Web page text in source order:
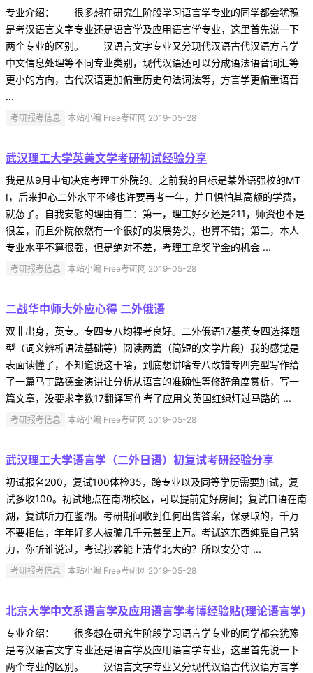
专业介绍： 很多想在研究生阶段学习语言学专业的同学都会犹豫
是考汉语言文字专业还是语言学及应用语言学专业，这里首先说一下
两个专业的区别。 汉语言文字专业又分现代汉语古代汉语方言学
中文信息处理等不同专业类别，现代汉语还可以分成语法语音词汇等
更小的方向，古代汉语更加偏重历史句法词法等，方言学更偏重语音
...
考研报考信息 本站小编 Free考研网 2019-05-28
武汉理工大学英美文学考研初试经验分享
我是从9月中旬决定考理工外院的。之前我的目标是某外语强校的MT
I，后来担心二外水平不够也许要再考一年，并且惧怕其高额的学费，
就怂了。自我安慰的理由有二：第一，理工好歹还是211，师资也不是
很差，而且外院依然有一个很好的发展势头，也算不错；第二，本人
专业水平不算很强，但是绝对不差，考理工拿奖学金的机会 ...
考研报考信息 本站小编 Free考研网 2019-05-28
二战华中师大外应心得 二外俄语
双非出身，英专。专四专八均裸考良好。二外俄语17基英专四选择题
型（词义辨析语法基础等）阅读两篇（简短的文学片段）我的感觉是
表面读懂了，不知道说这干啥，到底想讲啥专八改错专四完型写作给
了一篇马丁路德金演讲让分析从语言的准确性等修辞角度赏析，写一
篇文章，没要求字数17翻译写作考了应用文英国红绿灯过马路的 ...
考研报考信息 本站小编 Free考研网 2019-05-28
武汉理工大学语言学（二外日语）初复试考研经验分享
初试报名200，复试100体检35，跨专业以及同等学历需要加试，复
试多收100。初试地点在南湖校区，可以提前定好房间；复试口语在南
湖，复试听力在鉴湖。考研期间收到任何出售答案，保录取的，千万
不要相信，年年好多人被骗几千元甚至上万。考试这东西纯靠自己努
力，你听谁说过，考试抄袭能上清华北大的？所以安分守 ...
考研报考信息 本站小编 Free考研网 2019-05-28
北京大学中文系语言学及应用语言学考博经验贴(理论语言学)
专业介绍： 很多想在研究生阶段学习语言学专业的同学都会犹豫
是考汉语言文字专业还是语言学及应用语言学专业，这里首先说一下
两个专业的区别。 汉语言文字专业又分现代汉语古代汉语方言学